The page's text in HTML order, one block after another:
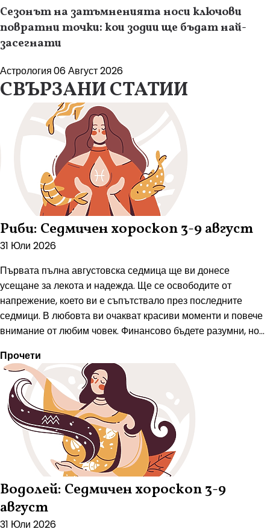
Сезонът на затъмненията носи ключови
повратни точки: кои зодии ще бъдат най-
засегнати
Астрология06 Август 2026
СВЪРЗАНИ СТАТИИ
Риби: Седмичен хороскоп 3-9 август
31 Юли 2026
Първата пълна августовска седмица ще ви донесе
усещане за лекота и надежда. Ще се освободите от
напрежение, което ви е съпътствало през последните
седмици. В любовта ви очакват красиви моменти и повече
внимание от любим човек. Финансово бъдете разумни, но...
Прочети
Водолей: Седмичен хороскоп 3-9
август
31 Юли 2026